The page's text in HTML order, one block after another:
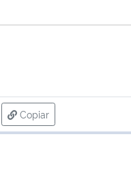
Copiar
para área de